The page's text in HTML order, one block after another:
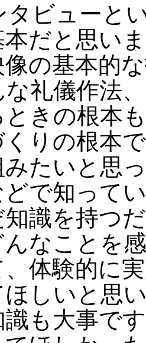
タビューと
本だと思い
像の基本的
な礼儀作法
ときの根本
くりの根本
たいと思
どで知って
知識を持つ
んなことを
、体験的に
ほしいと思
も大事で